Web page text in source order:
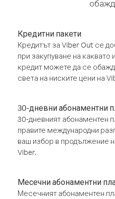
Кредитни пакети
Кредитът за Viber Out се
при закупуване на
кредит можете да се
света на ниските цени на
30-дневни абонаментни
30-дневният абонаментен
правите международни
ваш избор в продължение
Viber.
Месечни абонаментни
Месечният абонаментен